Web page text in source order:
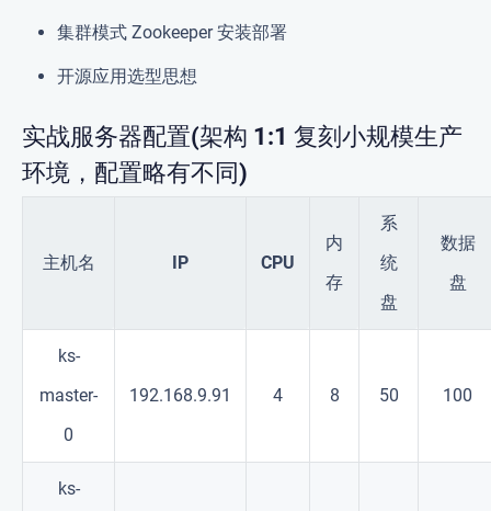
集群模式 Zookeeper 安装部署
开源应用选型思想
实战服务器配置(架构 1:1 复刻小规模生产
环境，配置略有不同)
主机名 IP CPU
内
存
系
统
盘
数据
盘
ks-
master-
0
192.168.9.91 4 8 50 100
ks-